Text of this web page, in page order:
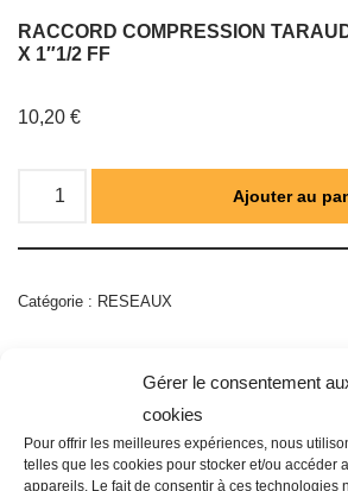
Gérer le consentement
cookies
Pour offrir les meilleures expériences, nous
telles que les cookies pour stocker et/ou accéder
appareils. Le fait de consentir à ces technologies
RACCORD COMPRESSION
X 1″1/2 FF
10,20 €
Ajouter au
Catégorie : RESEAUX